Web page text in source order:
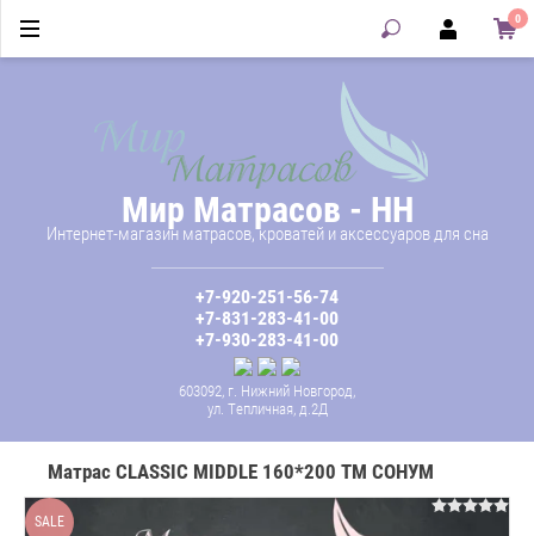
0
Мир Матрасов - НН
Интернет-магазин матрасов, кроватей и аксессуаров для сна
+7-920-251-56-74
+7-831-283-41-00
+7-930-283-41-00
603092, г. Нижний Новгород,
ул. Тепличная, д.2Д
Матрас CLASSIC MIDDLE 160*200 ТМ СОНУМ
SALE